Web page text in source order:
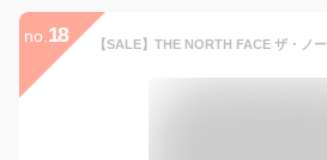
no. 18